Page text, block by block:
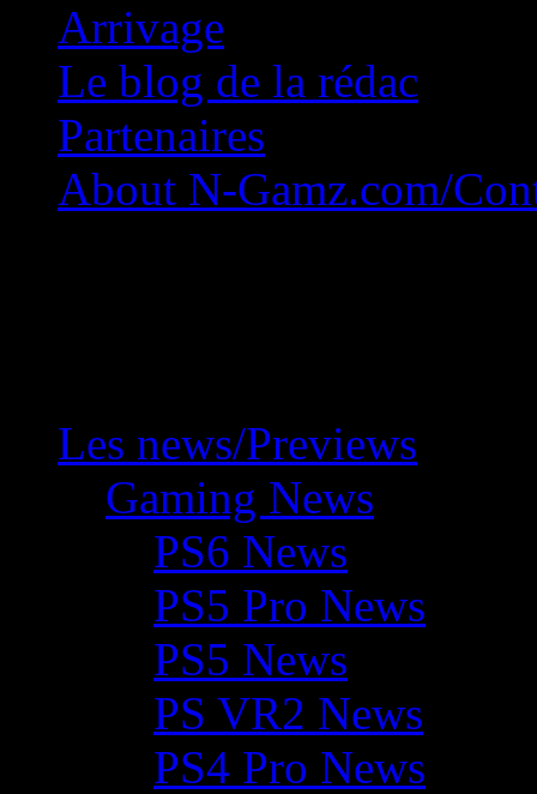
Arrivage
Le blog de la rédac
Partenaires
About N-Gamz.com/
Les news/Previews
Gaming News
PS6 News
PS5 Pro News
PS5 News
PS VR2 News
PS4 Pro News